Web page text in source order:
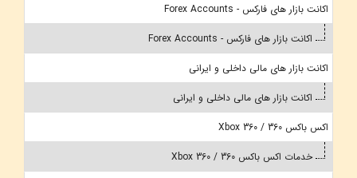
اکانت بازار های فارکس - Forex Accounts
اکانت بازار های فارکس - Forex Accounts
اکانت بازار های مالی داخلی و ایرانی
اکانت بازار های مالی داخلی و ایرانی
اکس باکس 360 / Xbox 360
خدمات اکس باکس 360 / Xbox 360